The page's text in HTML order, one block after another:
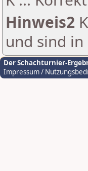
Hinweis2
und sind
Der Schachturnier-
Impressum /